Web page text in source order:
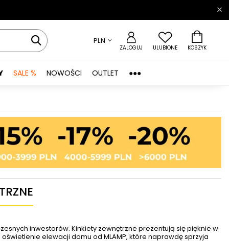
PLN
ZALOGUJ ULUBIONE KOSZYK
SALE % NOWOŚCI OUTLET ●●●
inwestorów. Kinkiety zewnętrzne prezentują się pięknie w
elewacji domu od MLAMP, które naprawdę sprzyja